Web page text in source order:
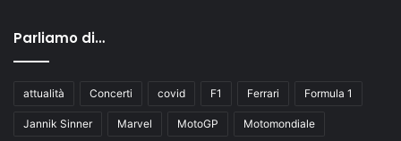
Parliamo di…
attualità Concerti covid F1 Ferrari Formula 1
Jannik Sinner Marvel MotoGP Motomondiale